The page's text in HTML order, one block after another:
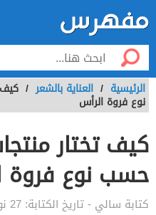
الرئيسية / العناية بالشعر / كيف
نوع فروة الرأس
كيف تختار
حسب نوع فروة
كتابة سالي - تاريخ الكتابة: 27 نوفمبر, 2025 1:16